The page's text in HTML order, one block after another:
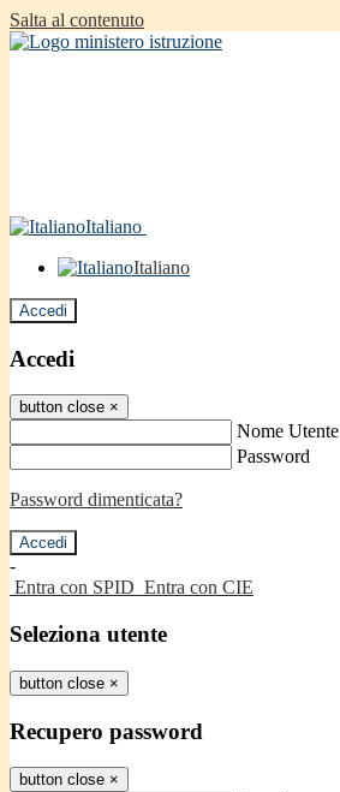
Salta al contenuto
Italiano
Italiano
Accedi
Accedi
button close ×
Nome Utente
Password
Password dimenticata?
-
Entra con SPID Entra con CIE
Seleziona utente
button close ×
Recupero password
button close ×